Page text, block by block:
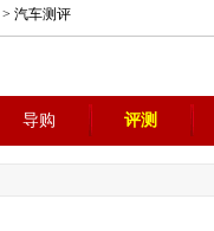
> 汽车测评
导购 评测